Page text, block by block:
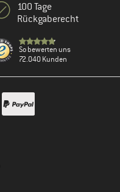
100 Tage
Rückgaberecht
So bewerten uns
72.040 Kunden